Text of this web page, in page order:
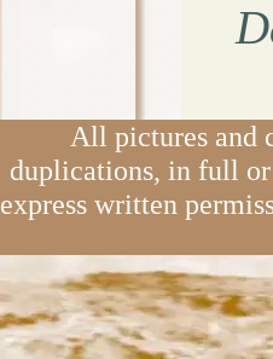
All pictures and
duplications, in full
express written